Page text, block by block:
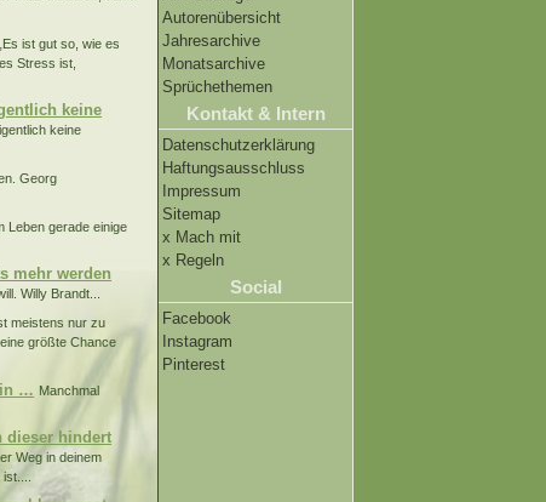
Autorenübersicht
Jahresarchive
Monatsarchive
Sprüchethemen
Kontakt & Intern
Datenschutzerklärung
Haftungsausschluss
Impressum
Sitemap
x Mach mit
x Regeln
Social
Facebook
Instagram
Pinterest
ist gut so, wie es
Stress ist,
keine
keine
Georg
Leben gerade einige
mehr werden
Willy Brandt...
meistens nur zu
größte Chance
… Manchmal
dieser hindert
Weg in deinem